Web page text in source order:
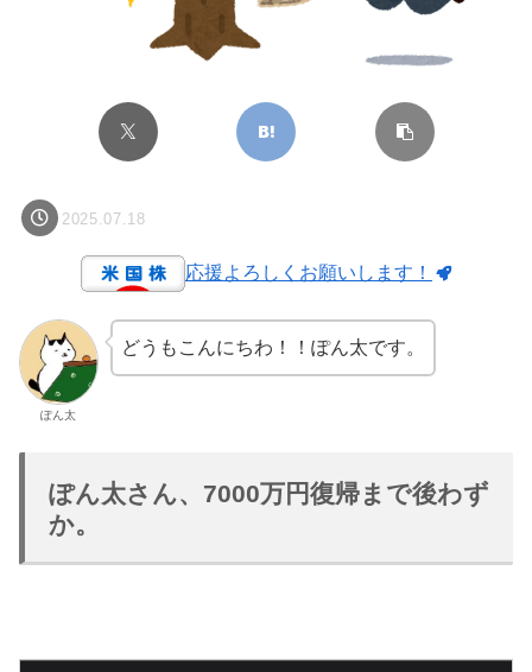
2025.07.18
応援よろしくお願いします！
ぽん太
どうもこんにちわ！！ぽん太です。
ぽん太さん、7000万円復帰まで後わず
か。